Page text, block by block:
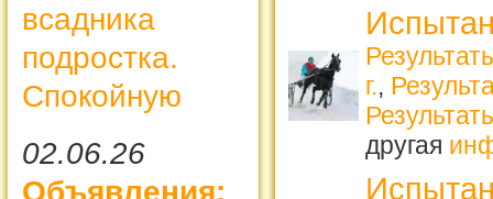
всадника
подростка.
Спокойную
02.06.26
Объявления:
г.,
другая